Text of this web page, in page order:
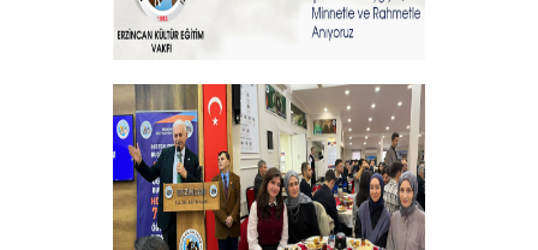
Sehitlerimizi Rahmetle Anıyoruz
+